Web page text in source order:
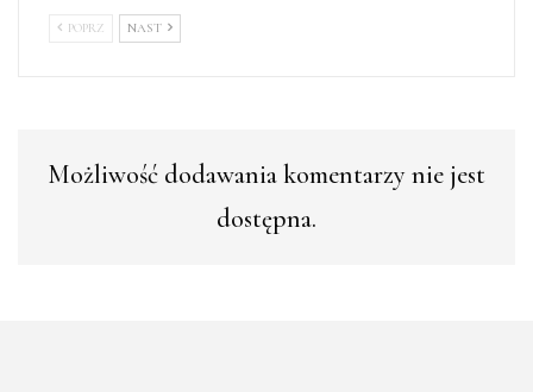
POPRZ NAST
Możliwość dodawania komentarzy nie jest
dostępna.